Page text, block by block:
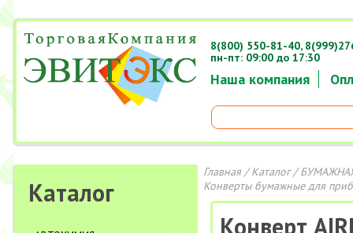
Наша компания
8(800) 550-81-40,
пн-пт: 09:00 до 17:30
Каталог
Главная/Каталог/
Конверты бумажные для
Конверт